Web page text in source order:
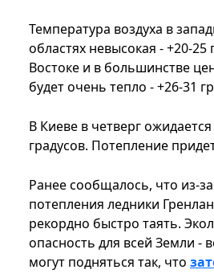
Температура воздуха в
областях невысокая - +20-
Востоке и в большинстве
будет очень тепло - +26-31
В Киеве в четверг
градусов. Потепление
Ранее сообщалось, что из-
потепления ледники
рекордно быстро таять.
опасность для всей Земли -
могут подняться так, что